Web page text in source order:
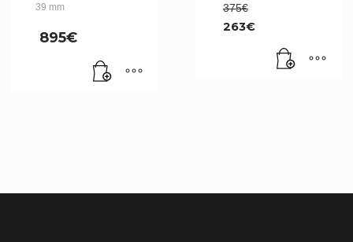
39 mm
895€
375€
était :
375€.
263€